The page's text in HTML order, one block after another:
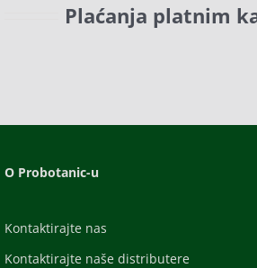
Plaćanja platnim
O Probotanic-u
Kontaktirajte nas
Kontaktirajte naše distributere